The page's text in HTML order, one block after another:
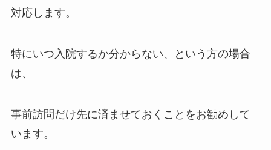
対応します。
特にいつ入院するか分からない、という方の場合
は、
事前訪問だけ先に済ませておくことをお勧めして
います。